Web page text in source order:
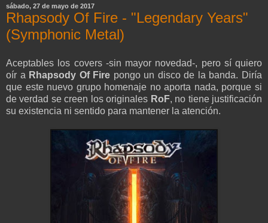
sábado, 27 de mayo de 2017
Rhapsody Of Fire - "Legendary Years"
(Symphonic Metal)
Aceptables los covers -sin mayor novedad-, pero sí quiero
oír a Rhapsody Of Fire pongo un disco de la banda. Diría
que este nuevo grupo homenaje no aporta nada, porque si
de verdad se creen los originales RoF, no tiene justificación
su existencia ni sentido para mantener la atención.